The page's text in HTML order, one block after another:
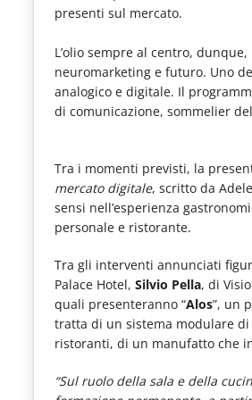
le
novità
del
comparto
presenti sul mercato.
L’olio sempre al centro,
neuromarketing e futuro. Uno
analogico e digitale. Il
di comunicazione, sommelier
Tra i momenti previsti, la
mercato digitale, scritto da
sensi nell’esperienza
personale e ristorante.
Tra gli interventi annunciati
Palace Hotel, Silvio Pella, di
quali presenteranno “Alos”, un
tratta di un sistema modulare
ristoranti, di un manufatto che
“Sul ruolo della sala e della